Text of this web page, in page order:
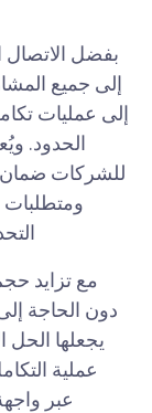
بفضل الاتصال
إلى عمليات
الحدود.
ومتطلبات
دون الحاجة
يجعلها